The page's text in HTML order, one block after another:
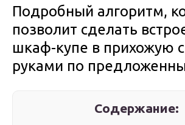
Подробный алгоритм,
позволит сделать
шкаф-купе в прихожую
руками по
Содержание: